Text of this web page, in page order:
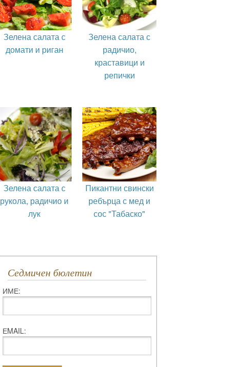
Зелена салата с
домати и риган
Зелена салата с
радичио,
краставици и
репички
Зелена салата с
рукола, радичио и
лук
Пикантни свински
ребърца с мед и
сос "Табаско"
Седмичен бюлетин
ИМЕ:
ЕMAIL: